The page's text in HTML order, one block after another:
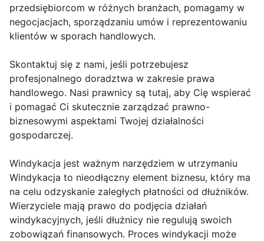
przedsiębiorcom w różnych branżach, pomagamy w
negocjacjach, sporządzaniu umów i reprezentowaniu
klientów w sporach handlowych.
Skontaktuj się z nami, jeśli potrzebujesz
profesjonalnego doradztwa w zakresie prawa
handlowego. Nasi prawnicy są tutaj, aby Cię wspierać
i pomagać Ci skutecznie zarządzać prawno-
biznesowymi aspektami Twojej działalności
gospodarczej.
Windykacja jest ważnym narzędziem w utrzymaniu
Windykacja to nieodłączny element biznesu, który ma
na celu odzyskanie zaległych płatności od dłużników.
Wierzyciele mają prawo do podjęcia działań
windykacyjnych, jeśli dłużnicy nie regulują swoich
zobowiązań finansowych. Proces windykacji może